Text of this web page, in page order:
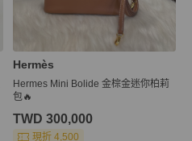
Hermès
Hermes Mini Bolide 金棕金迷你柏莉
包🔥
TWD 300,000
現折 4,500